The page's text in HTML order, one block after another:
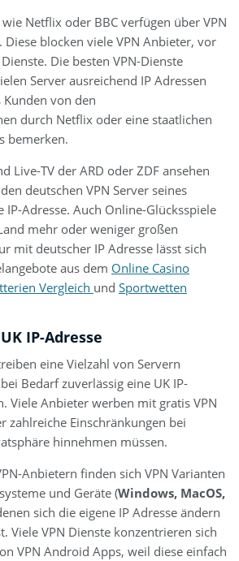
wie Netflix oder BBC verfügen über VPN
Diese blocken viele VPN Anbieter, vor
Die besten VPN-Dienste
Server ausreichend IP Adressen
von den
durch Netflix oder eine staatlichen
bemerken.
Live-TV der ARD oder ZDF ansehen
deutschen VPN Server seines
IP-Adresse. Auch Online-Glücksspiele
mehr oder weniger großen
mit deutscher IP Adresse lässt sich
aus dem Online Casino
Vergleich und Sportwetten
IP-Adresse
eine Vielzahl von Servern
Bedarf zuverlässig eine UK IP-
Viele Anbieter werben mit gratis VPN
zahlreiche Einschränkungen bei
hinnehmen müssen.
Anbietern finden sich VPN Varianten
und Geräte (Windows, MacOS,
sich die eigene IP Adresse ändern
Viele VPN Dienste konzentrieren sich
VPN Android Apps, weil diese einfach